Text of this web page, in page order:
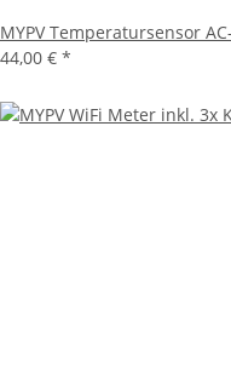
MYPV Temperatursensor
44,00 € *